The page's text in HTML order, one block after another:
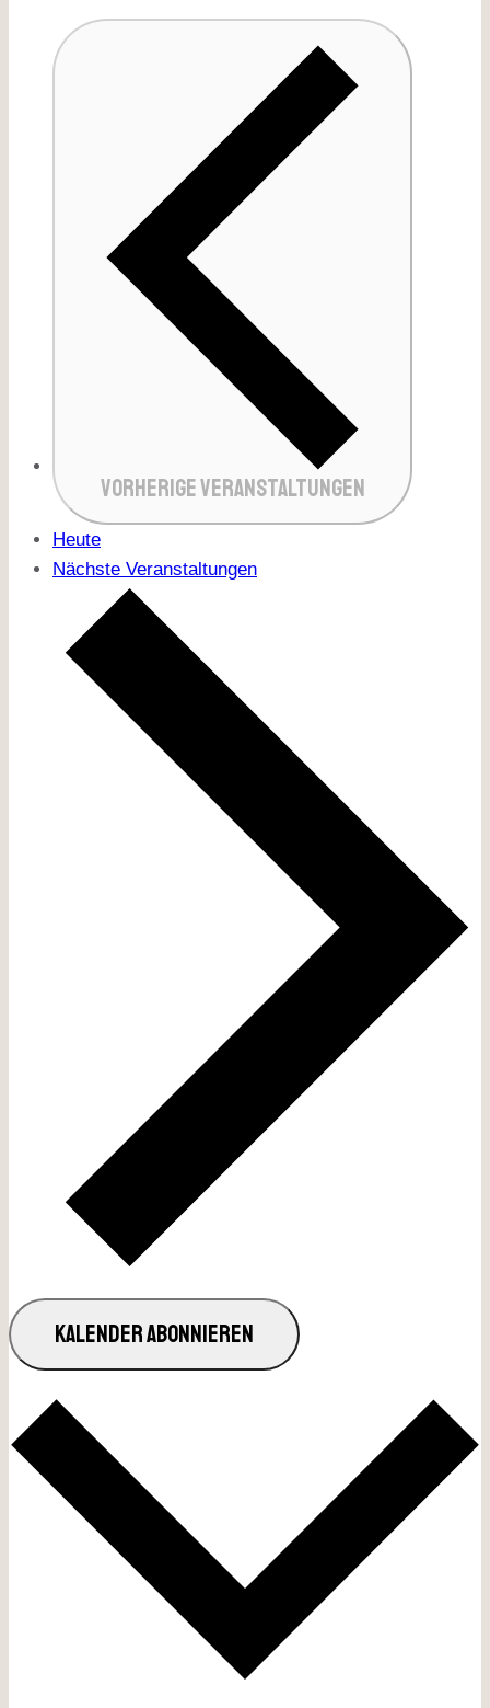
VORHERIGEVERANSTALTUNGEN
Heute
Nächste Veranstaltungen
KALENDER ABONNIEREN